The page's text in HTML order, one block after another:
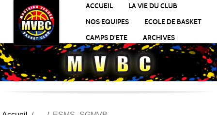
ACCUEIL
LA VIE DU CLUB
NOS EQUIPES
ECOLE DE BASKET
CAMPS D'ETE
ARCHIVES
Panneau de gestion des cookies